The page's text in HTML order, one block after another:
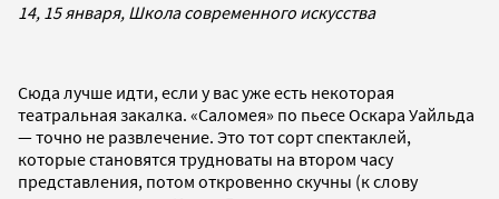
14, 15 января, Школа современного искусства
Сюда лучше идти, если у вас уже есть некоторая
театральная закалка. «Саломея» по пьесе Оскара Уайльда
— точно не развлечение. Это тот сорт спектаклей,
которые становятся трудноваты на втором часу
представления, потом откровенно скучны (к слову